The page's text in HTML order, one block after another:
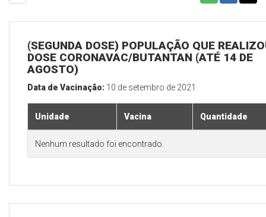
(SEGUNDA DOSE) POPULAÇÃO QUE
DOSE CORONAVAC/BUTANTAN (ATÉ 14 DE
AGOSTO)
Data de Vacinação: 10 de setembro de 2021
Unidade Vacina Quantidade
Nenhum resultado foi encontrado.